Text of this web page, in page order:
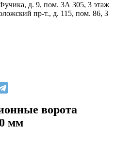
д. 9, пом. 3А 305, 3 этаж
пр-т., д. 115, пом. 86, 3
ворота
мм